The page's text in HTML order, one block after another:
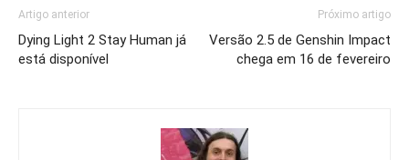
Artigo anterior
Dying Light 2 Stay Human já
está disponível
Próximo artigo
Versão 2.5 de Genshin Impact
chega em 16 de fevereiro